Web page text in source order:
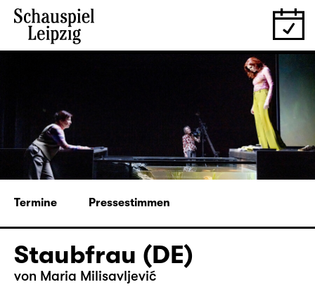
Termine Pressestimmen
Staubfrau (DE)
von Maria Milisavljević